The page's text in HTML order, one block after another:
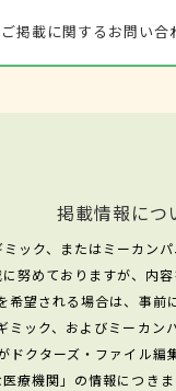
ご掲載に関するお問い合
掲載情報につ
ック、またはミーカン
努めておりますが、内
望される場合は、事前
ック、およびミーカン
クターズ・ファイル編
療機関」の情報につき